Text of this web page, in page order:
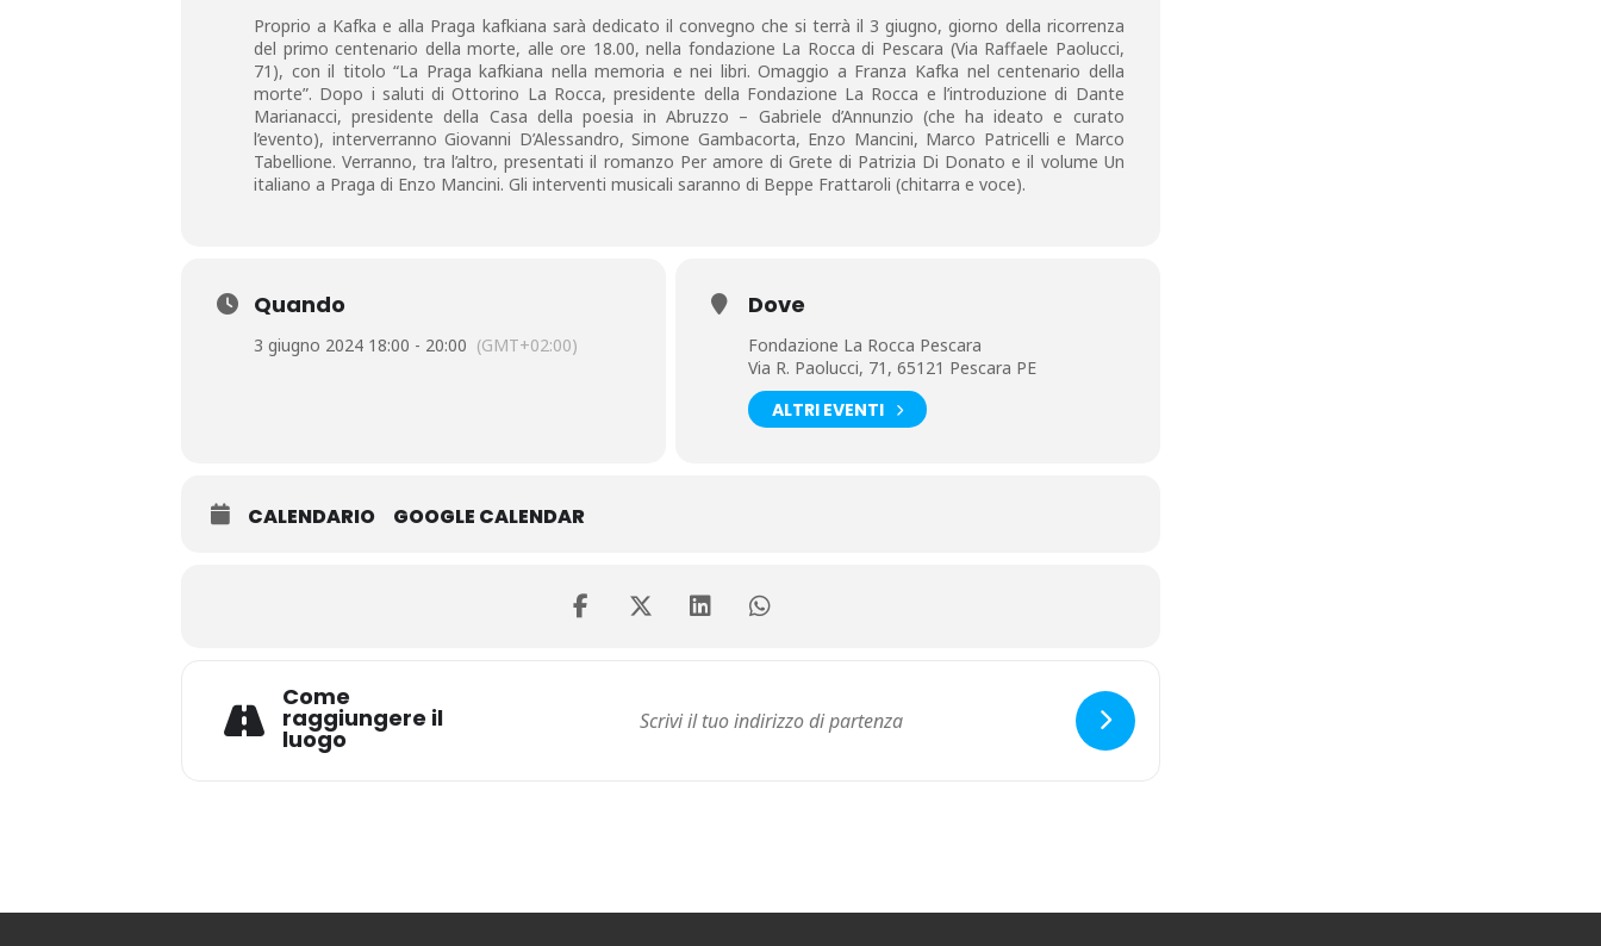
Proprio a Kafka e alla Praga kafkiana sarà dedicato il convegno che si terrà il 3 giugno, giorno della ricorrenza
del primo centenario della morte, alle ore 18.00, nella fondazione La Rocca di Pescara (Via Raffaele Paolucci,
71), con il titolo “La Praga kafkiana nella memoria e nei libri. Omaggio a Franza Kafka nel centenario della
morte”. Dopo i saluti di Ottorino La Rocca, presidente della Fondazione La Rocca e l’introduzione di Dante
Marianacci, presidente della Casa della poesia in Abruzzo – Gabriele d’Annunzio (che ha ideato e curato
l’evento), interverranno Giovanni D’Alessandro, Simone Gambacorta, Enzo Mancini, Marco Patricelli e Marco
Tabellione. Verranno, tra l’altro, presentati il romanzo Per amore di Grete di Patrizia Di Donato e il volume Un
italiano a Praga di Enzo Mancini. Gli interventi musicali saranno di Beppe Frattaroli (chitarra e voce).
Quando
3 giugno 2024 18:00 - 20:00 (GMT+02:00)
Dove
Fondazione La Rocca Pescara
Via R. Paolucci, 71, 65121 Pescara PE
ALTRI EVENTI
CALENDARIO GOOGLE CALENDAR
Come
raggiungere il
luogo